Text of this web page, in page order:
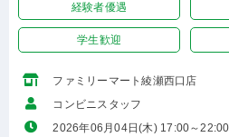
経験者優遇
学生歓迎
ファミリーマート綾瀬西口店
コンビニスタッフ
2026年06月04日(木) 17:00～22:00